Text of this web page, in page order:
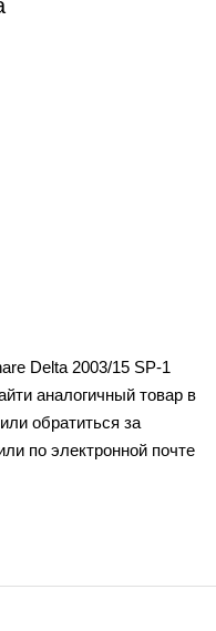
Delta 2003/15 SP-1
аналогичный товар в
или обратиться за
по электронной почте